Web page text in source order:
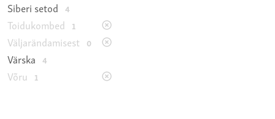
Siberi setod 4
Toidukombed 1
Väljarändamisest 0
Värska 4
Võru 1